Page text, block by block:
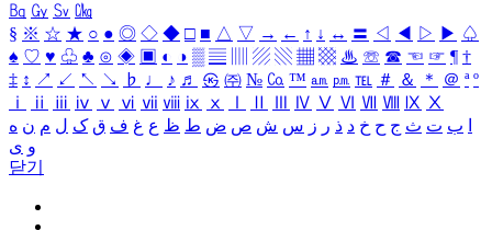
㏃ ㏉ ㏜ ㏆
§ ※ ☆ ★ ○ ● ◎ ◇ ◆ □ ■ △ ▽ → ← ↑ ↓ ↔ 〓 ◁ ◀ ▷ ▶ ♤
♠ ♡ ♥ ♧ ♣ ⊙ ◈ ▣ ◐ ◑ ▒ ▤ ▨ ▧ ▦ ▩ ♨ ☏ ☎ ☜ ☞ ¶ †
‡ ↕ ↗ ↙ ↖ ↘ ♭ ♩ ♪ ♬ ㉿ ㈜ № ㏇ ™ ㏂ ㏘ ℡ ＃ ＆ ＊ ＠ ª º
ⅰ
ⅱ ⅲ ⅳ ⅴ ⅵ ⅶ ⅷ ⅸ ⅹ Ⅳ Ⅴ Ⅵ Ⅶ Ⅷ Ⅸ Ⅹ
ب ت ث ج ح خ د ذ ر ز س ش ص ض ط ظ ع غ ف ق ک ل م ن ه
و ی
닫기